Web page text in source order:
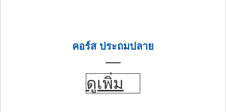
คอร์ส ประถมปลาย
ดูเพิ่ม